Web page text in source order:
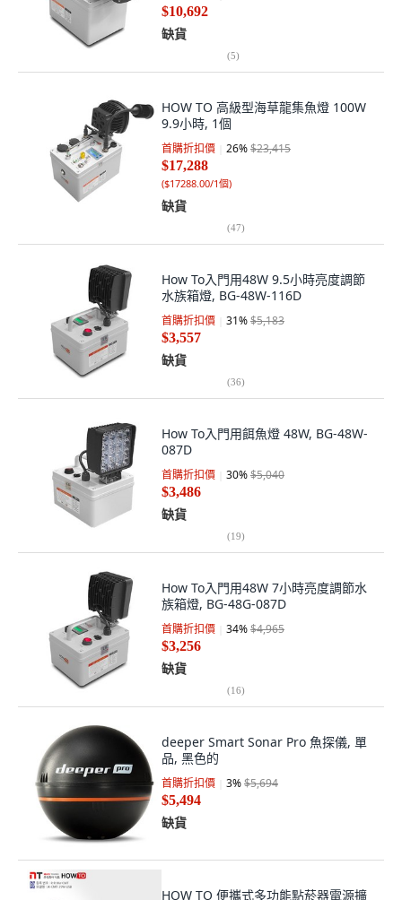
$10,692
缺貨
(5)
HOW TO 高級型海草龍集魚燈 100W
9.9小時, 1個
首購折扣價 26%$23,415
$17,288
($17288.00/1個)
缺貨
(47)
How To入門用48W 9.5小時亮度調節
水族箱燈, BG-48W-116D
首購折扣價 31%$5,183
$3,557
缺貨
(36)
How To入門用餌魚燈 48W, BG-48W-
087D
首購折扣價 30%$5,040
$3,486
缺貨
(19)
How To入門用48W 7小時亮度調節水
族箱燈, BG-48G-087D
首購折扣價 34%$4,965
$3,256
缺貨
(16)
deeper Smart Sonar Pro 魚探儀, 單
品, 黑色的
首購折扣價 3%$5,694
$5,494
缺貨
HOW TO 便攜式多功能點菸器電源擴